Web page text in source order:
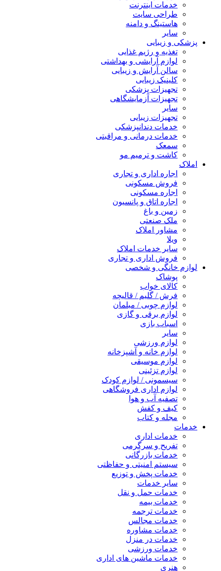
خدمات اینترنت
طراحی سایت
هاستینگ و دامنه
سایر
پزشکی و زیبایی
تغذیه و رژیم غذایی
لوازم آرایشی و بهداشتی
سالن آرایش و زیبایی
کلینیک زیبایی
تجهیزات پزشکی
تجهیزات آزمایشگاهی
سایر
تجهیزات زیبایی
خدمات دندانپزشکی
خدمات درمانی و مراقبتی
سمعک
کاشت و ترمیم مو
املاک
اجاره اداری و تجاری
فروش مسکونی
اجاره مسکونی
اجاره اتاق و پانسیون
زمین و باغ
ملک صنعتی
مشاور املاک
ویلا
سایر خدمات املاک
فروش اداری و تجاری
لوازم خانگی و شخصی
پوشاک
کالای خواب
فرش / گلیم / قالیچه
لوازم چوبی / مبلمان
لوازم برقی و گازی
اسباب بازی
سایر
لوازم ورزشی
لوازم خانه و آشپزخانه
لوازم موسیقی
لوازم تزئینی
سیسمونی / لوازم کودک
لوازم اداری فروشگاهی
تصفیه آب و هوا
کیف و کفش
مجله و کتاب
خدمات
خدمات اداری
تفریح و سرگرمی
خدمات بازرگانی
سیستم امنیتی و حفاظتی
خدمات پخش و توزیع
سایر خدمات
خدمات حمل و نقل
خدمات بیمه
خدمات ترجمه
خدمات مجالس
خدمات مشاوره
خدمات در منزل
خدمات ورزشی
خدمات ماشین های اداری
هنری